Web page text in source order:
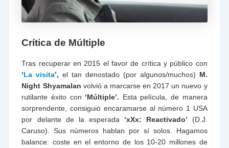
Crítica de Múltiple
Tras recuperar en 2015 el favor de crítica y público con
‘La visita’, el tan denostado (por algunos/muchos) M.
Night Shyamalan volvió a marcarse en 2017 un nuevo y
rutilante éxito con ‘Múltiple’. Esta película, de manera
sorprendente, consiguió encaramarse al número 1 USA
por delante de la esperada ‘xXx: Reactivado’ (D.J.
Caruso). Sus números hablan por sí solos. Hagamos
balance: coste en el entorno de los 10-20 millones de